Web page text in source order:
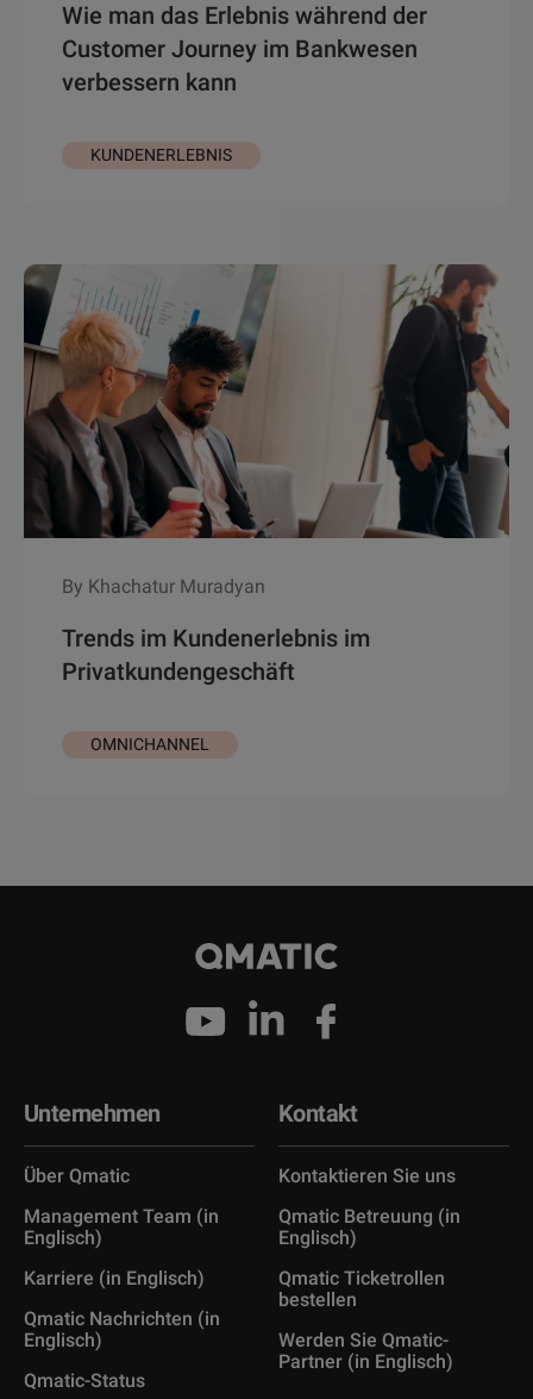
Wie man das Erlebnis während der
Customer Journey im Bankwesen
verbessern kann
KUNDENERLEBNIS
By Khachatur Muradyan
Trends im Kundenerlebnis im
Privatkundengeschäft
OMNICHANNEL
Unternehmen
Über Qmatic
Management Team (in
Englisch)
Karriere (in Englisch)
Qmatic Nachrichten (in
Englisch)
Qmatic-Status
Kontakt
Kontaktieren Sie uns
Qmatic Betreuung (in
Englisch)
Qmatic Ticketrollen
bestellen
Werden Sie Qmatic-
Partner (in Englisch)